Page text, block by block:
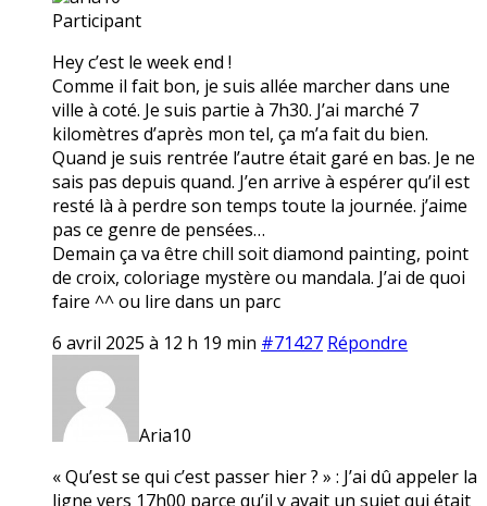
Participant
Hey c’est le week end !
Comme il fait bon, je suis allée marcher dans une
ville à coté. Je suis partie à 7h30. J’ai marché 7
kilomètres d’après mon tel, ça m’a fait du bien.
Quand je suis rentrée l’autre était garé en bas. Je ne
sais pas depuis quand. J’en arrive à espérer qu’il est
resté là à perdre son temps toute la journée. j’aime
pas ce genre de pensées…
Demain ça va être chill soit diamond painting, point
de croix, coloriage mystère ou mandala. J’ai de quoi
faire ^^ ou lire dans un parc
6 avril 2025 à 12 h 19 min #71427 Répondre
Aria10
« Qu’est se qui c’est passer hier ? » : J’ai dû appeler la
ligne vers 17h00 parce qu’il y avait un sujet qui était